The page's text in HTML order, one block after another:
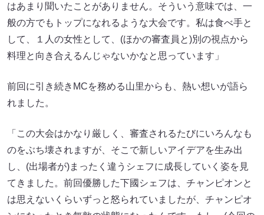
はあまり聞いたことがありません。そういう意味では、一
般の方でもトップになれるような大会です。私は食べ手と
して、１人の女性として、(ほかの審査員と)別の視点から
料理と向き合えるんじゃないかなと思っています」
前回に引き続きMCを務める山里からも、熱い想いが語ら
れました。
「この大会はかなり厳しく、審査されるたびにいろんなも
のをぶち壊されますが、そこで新しいアイデアを生み出
し、(出場者が)まったく違うシェフに成長していく姿を見
てきました。前回優勝した下國シェフは、チャンピオンと
は思えないくらいずっと怒られていましたが、チャンピオ